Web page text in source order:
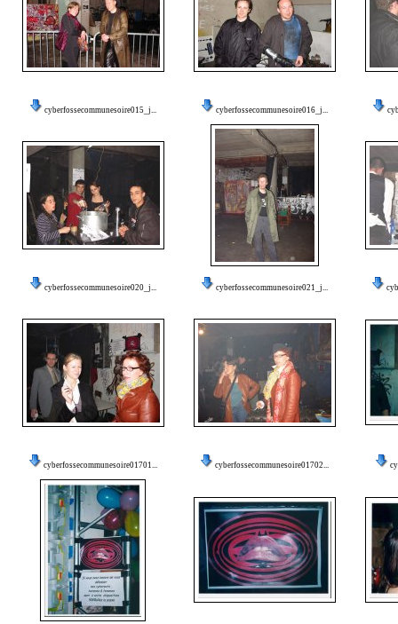
cyberfossecommunesoire015_j... cyberfossecommunesoire016_j...
cyberfossecommunesoire020_j... cyberfossecommunesoire021_j...
cyberfossecommunesoire01701... cyberfossecommunesoire01702...